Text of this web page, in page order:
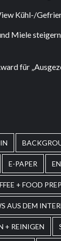
Kühl-/
Miele
für
E-PAPER
+ FOOD
AUS DEM
+ REINIGEN